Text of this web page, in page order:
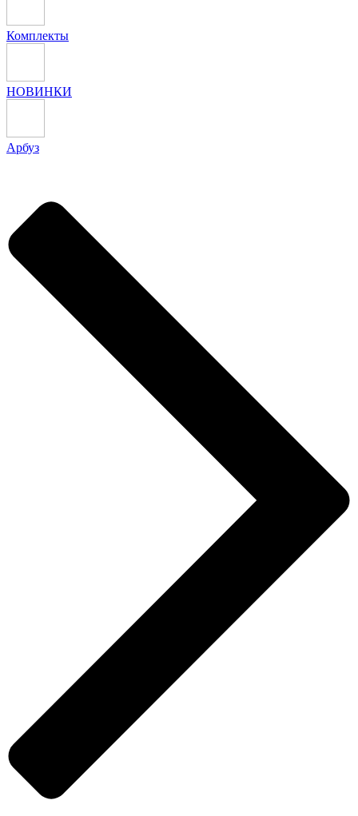
Комплекты
НОВИНКИ
Арбуз